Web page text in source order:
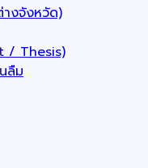
งจังหวัด)
/ Thesis)
ลืม